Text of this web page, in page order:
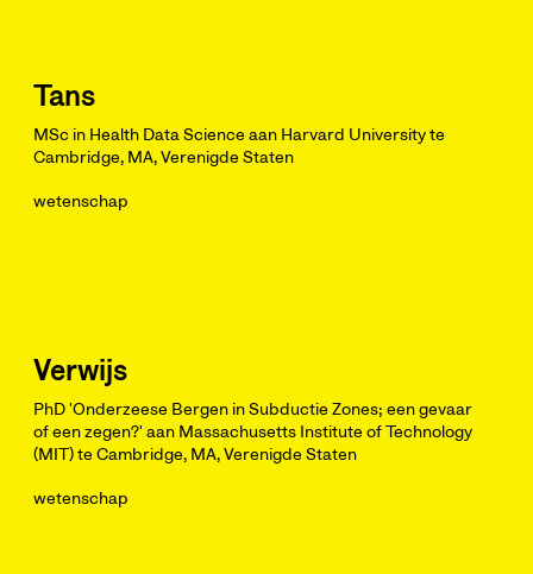
Tans
MSc in Health Data Science aan Harvard University te
Cambridge, MA, Verenigde Staten
wetenschap
Verwijs
PhD 'Onderzeese Bergen in Subductie Zones; een gevaar
of een zegen?' aan Massachusetts Institute of Technology
(MIT) te Cambridge, MA, Verenigde Staten
wetenschap